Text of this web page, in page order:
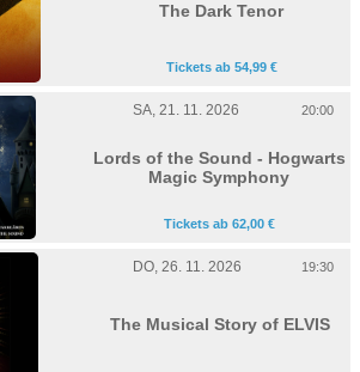
The Dark Tenor
Tickets ab 54,99 €
SA, 21. 11. 2026 20:00
Lords of the Sound - Hogwarts
Magic Symphony
Tickets ab 62,00 €
DO, 26. 11. 2026 19:30
The Musical Story of ELVIS